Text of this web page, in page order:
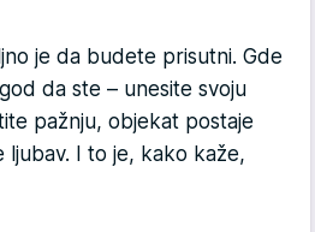
je da budete prisutni. Gde
da ste – unesite svoju
pažnju, objekat postaje
ljubav. I to je, kako kaže,